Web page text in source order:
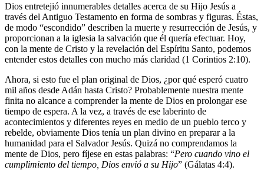
Dios entretejió innumerables detalles acerca de su Hijo Jesús a
través del Antiguo Testamento en forma de sombras y figuras. Éstas,
de modo “escondido” describen la muerte y resurrección de Jesús, y
proporcionan a la iglesia la salvación que él quería efectuar. Hoy,
con la mente de Cristo y la revelación del Espíritu Santo, podemos
entender estos detalles con mucho más claridad (1 Corintios 2:10).
Ahora, si esto fue el plan original de Dios, ¿por qué esperó cuatro
mil años desde Adán hasta Cristo? Probablemente nuestra mente
finita no alcance a comprender la mente de Dios en prolongar ese
tiempo de espera. A la vez, a través de ese laberinto de
acontecimientos y diferentes reyes en medio de un pueblo terco y
rebelde, obviamente Dios tenía un plan divino en preparar a la
humanidad para el Salvador Jesús. Quizá no comprendamos la
mente de Dios, pero fíjese en estas palabras: “Pero cuando vino el
cumplimiento del tiempo, Dios envió a su Hijo” (Gálatas 4:4).